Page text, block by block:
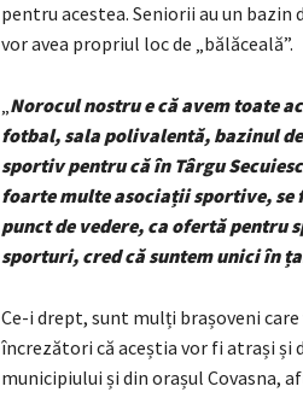
pentru acestea. Seniorii au un bazin
vor avea propriul loc de „bălăceală”.
„Norocul nostru e că avem toate
fotbal, sala polivalentă, bazinul
sportiv pentru că în Târgu
foarte multe asociații sportive, se
punct de vedere, ca ofertă pentru
sporturi, cred că suntem unici în
Ce-i drept, sunt mulți brașoveni
încrezători că aceștia vor fi atrași și
municipiului și din orașul Covasna,